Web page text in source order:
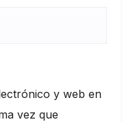
y web en
vez que